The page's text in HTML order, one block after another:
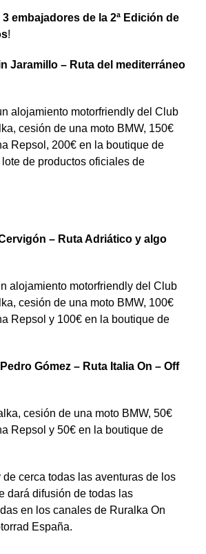
3 embajadores de la 2ª Edición de
!
Jaramillo – Ruta del mediterráneo
alojamiento motorfriendly del Club
cesión de una moto BMW, 150€
Repsol, 200€ en la boutique de
lote de productos oficiales de
– Ruta Adriático y algo
alojamiento motorfriendly del Club
cesión de una moto BMW, 100€
Repsol y 100€ en la boutique de
Gómez – Ruta Italia On – Off
cesión de una moto BMW, 50€
Repsol y 50€ en la boutique de
cerca todas las aventuras de los
dará difusión de todas las
en los canales de Ruralka On
España.